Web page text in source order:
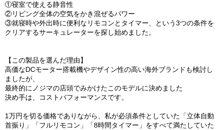
①寝室で使える静音性
②リビング全体の空気をかき混ぜるパワー
③就寝時や外出時に便利なリモコンとタイマー、という3つの条件を
クリアするサーキュレーターを探し始めました。
【この製品を選んだ理由】
高価なDCモーター搭載機やデザイン性の高い海外ブランドも検討し
ましたが、
最終的にノジマの店頭でみかけたこのモデルに決めました
決め手は、コストパフォーマンスです。
1万円を切る価格でありながら、私が必須条件としていた「立体自動
首振り」「フルリモコン」「8時間タイマー」をすべて満たしていた